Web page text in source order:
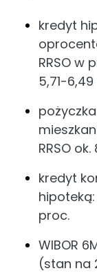
kredyt
RRSO w
5,71-
RRSO
kredyt
hipoteką:
proc.
WIBOR
(stan na